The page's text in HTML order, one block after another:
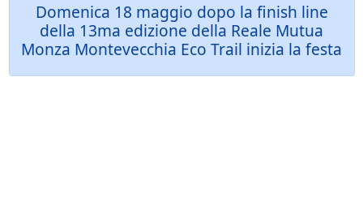
Domenica 18 maggio dopo la finish line
della 13ma edizione della Reale Mutua
Monza Montevecchia Eco Trail inizia la festa